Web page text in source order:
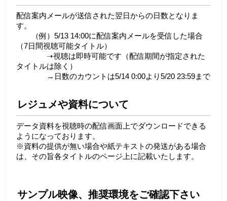
配信案内メールが送信された翌日からの日数となりま
す。
（例）5/13 14:00に配信案内メールを受信した場合
（7日間視聴可能タイトル）
➝視聴は即時可能です（配信期間が指定された
タイトルは除く）
→日数のカウントは5/14 0:00より5/20 23:59まで
レジュメや資料について
データ資料を視聴時の配信画面上でダウンロードできる
ようになっております。
※資料の提供が無い場合や紙テキストの発送がある場合
は、その旨各タイトルのページ上に記載いたします。
サンプル映像、推奨環境をご確認下さい